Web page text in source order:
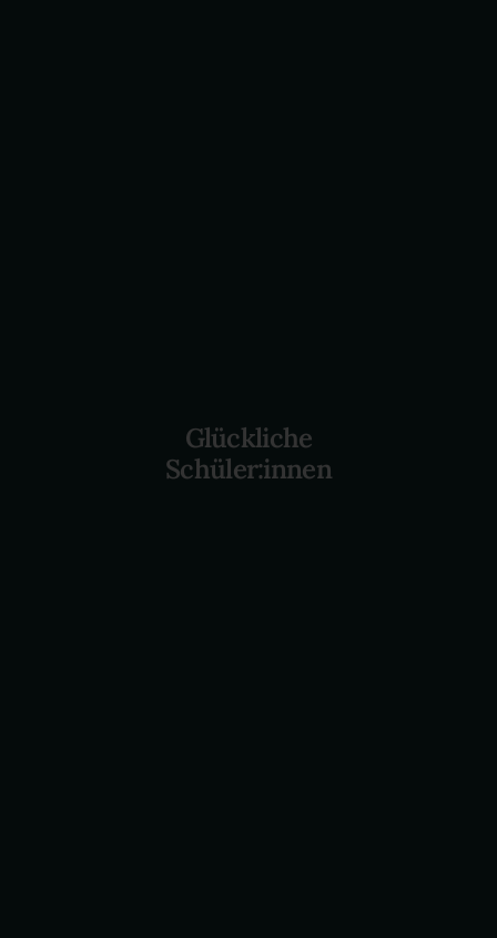
Glückliche
Schüler:innen